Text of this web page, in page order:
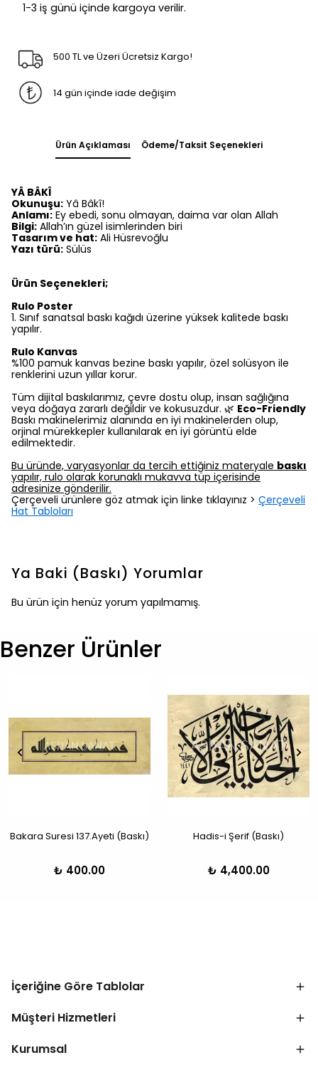
1-3 iş günü içinde kargoya verilir.
500 TL ve Üzeri Ücretsiz Kargo!
14 gün içinde iade değişim
Ürün Açıklaması Ödeme/Taksit Seçenekleri
YÂ BÂKÎ
Okunuşu: Yâ Bâkî!
Anlamı: Ey ebedi, sonu olmayan, daima var olan Allah
Bilgi: Allah’ın güzel isimlerinden biri
Tasarım ve hat: Ali Hüsrevoğlu
Yazı türü: Sülüs
Ürün Seçenekleri;
Rulo Poster
1.⁠ ⁠Sınıf sanatsal baskı kağıdı üzerine yüksek kalitede baskı
yapılır.
Rulo Kanvas
%100 pamuk kanvas bezine baskı yapılır, özel solüsyon ile
renklerini uzun yıllar korur.
Tüm dijital baskılarımız, çevre dostu olup, insan sağlığına
veya doğaya zararlı değildir ve kokusuzdur. 🌿 Eco-Friendly
Baskı makinelerimiz alanında en iyi makinelerden olup,
orjinal mürekkepler kullanılarak en iyi görüntü elde
edilmektedir.
Bu üründe, varyasyonlar da tercih ettiğiniz materyale baskı
yapılır, rulo olarak korunaklı mukavva tüp içerisinde
adresinize gönderilir.
Çerçeveli ürünlere göz atmak için linke tıklayınız > Çerçeveli
Hat Tabloları
Ya Baki (Baskı) Yorumlar
Bu ürün için henüz yorum yapılmamış.
Benzer Ürünler
Bakara Suresi 137.Ayeti (Baskı)
₺ 400.00
Hadis-i Şerif (Baskı)
₺ 4,400.00
İçeriğine Göre Tablolar
Müşteri Hizmetleri
Kurumsal